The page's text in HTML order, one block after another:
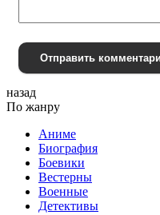
Отправить
назад
По жанру
Аниме
Биография
Боевики
Вестерны
Военные
Детективы